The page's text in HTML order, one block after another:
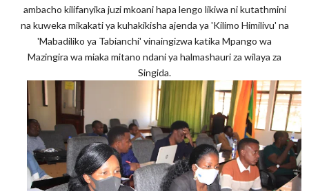
ambacho kilifanyika juzi mkoani hapa lengo likiwa ni kutathmini
na kuweka mikakati ya kuhakikisha ajenda ya 'Kilimo Himilivu' na
'Mabadiliko ya Tabianchi' vinaingizwa katika Mpango wa
Mazingira wa miaka mitano ndani ya halmashauri za wilaya za
Singida.